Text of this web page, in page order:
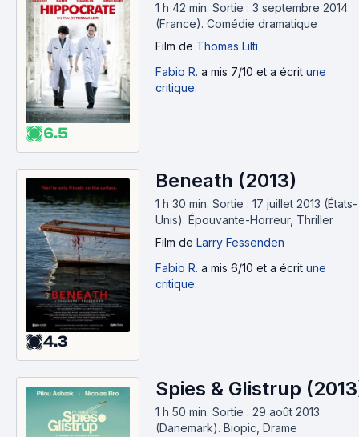
6.5
1 h 42 min. Sortie : 3 septembre 2014
(France). Comédie dramatique
Film de Thomas Lilti
Fabio R. a mis 7/10 et a écrit une
critique.
4.3
Beneath (2013)
1 h 30 min. Sortie : 17 juillet 2013 (États-
Unis). Épouvante-Horreur, Thriller
Film de Larry Fessenden
Fabio R. a mis 6/10 et a écrit une
critique.
Spies & Glistrup
1 h 50 min. Sortie : 29 août 2013
(Danemark). Biopic, Drame